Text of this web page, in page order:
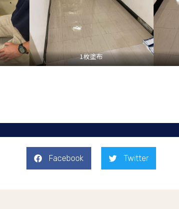
1枚塗布
Facebook Twitter